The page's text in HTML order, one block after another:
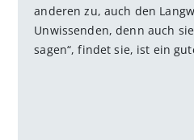
anderen zu, auch den
Unwissenden, denn auch
sagen“, findet sie, ist ein